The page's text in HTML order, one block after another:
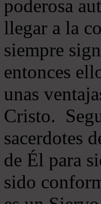
poderosa
llegar a la
siempre
entonces
unas
Cristo.
sacerdotes
de Él para
sido